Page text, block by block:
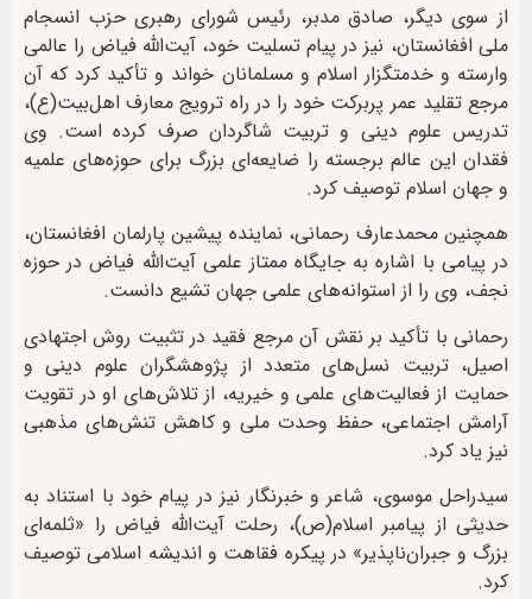
از سوی دیگر، صادق مدبر، رئیس شورای رهبری حزب انسجام
ملی افغانستان، نیز در پیام تسلیت خود، آیت‌الله فیاض را عالمی
وارسته و خدمتگزار اسلام و مسلمانان خواند و تأکید کرد که آن
مرجع تقلید عمر پربرکت خود را در راه ترویج معارف اهل‌بیت(ع)،
تدریس علوم دینی و تربیت شاگردان صرف کرده است. وی
فقدان این عالم برجسته را ضایعه‌ای بزرگ برای حوزه‌های علمیه
و جهان اسلام توصیف کرد.
همچنین محمدعارف رحمانی، نماینده پیشین پارلمان افغانستان،
در پیامی با اشاره به جایگاه ممتاز علمی آیت‌الله فیاض در حوزه
نجف، وی را از استوانه‌های علمی جهان تشیع دانست.
رحمانی با تأکید بر نقش آن مرجع فقید در تثبیت روش اجتهادی
اصیل، تربیت نسل‌های متعدد از پژوهشگران علوم دینی و
حمایت از فعالیت‌های علمی و خیریه، از تلاش‌های او در تقویت
آرامش اجتماعی، حفظ وحدت ملی و کاهش تنش‌های مذهبی
نیز یاد کرد.
سیدراحل موسوی، شاعر و خبرنگار نیز در پیام خود با استناد به
حدیثی از پیامبر اسلام(ص)، رحلت آیت‌الله فیاض را «ثلمه‌ای
بزرگ و جبران‌ناپذیر» در پیکره فقاهت و اندیشه اسلامی توصیف
کرد.